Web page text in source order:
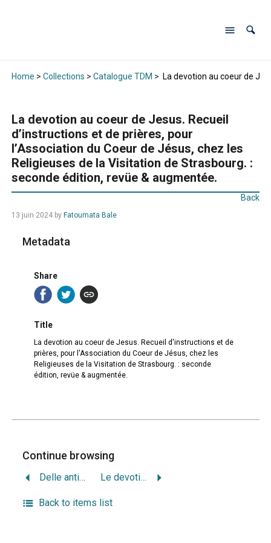
Home > Collections > Catalogue TDM > La devotion au coeur de
La devotion au coeur de Jesus. Recueil
d’instructions et de prières, pour
l’Association du Coeur de Jésus, chez les
Religieuses de la Visitation de Strasbourg. :
seconde édition, revüe & augmentée.
Back
13 juin 2024by Fatoumata Bale
Metadata
Share
Title
La devotion au coeur de Jesus. Recueil d'instructions et de
prières, pour l'Association du Coeur de Jésus, chez les
Religieuses de la Visitation de Strasbourg. : seconde
édition, revüe & augmentée.
Continue browsing
Delle antichità Giudaiche Le devotion des treize vendredis, a l’honneur de Saint Francois de Paule, fondateur de l’ordre des Minimes. : Dedié à la Reyne.
Back to items list